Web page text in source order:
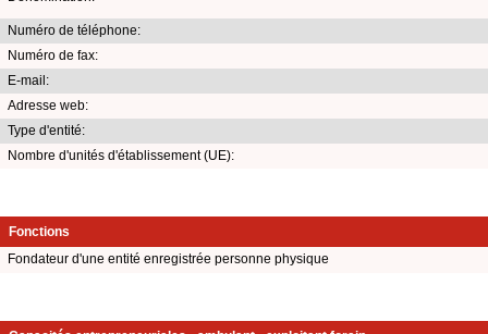
Numéro de téléphone:
Numéro de fax:
E-mail:
Adresse web:
Type d'entité:
Nombre d'unités d'établissement (UE):
Fonctions
Fondateur d'une entité enregistrée personne physique